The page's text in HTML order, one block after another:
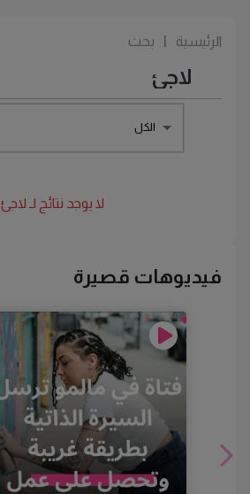
الرئيسية بحث
الكل
لا يوجد نتائج لـ لاجئ
فيديوهات قصيرة